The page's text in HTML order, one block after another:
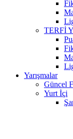
TERFİ
Yarışmalar
Güncel
Yurt İçi